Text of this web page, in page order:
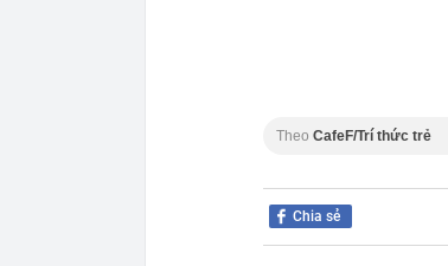
Theo CafeF/Trí thức trẻ
Chia sẻ